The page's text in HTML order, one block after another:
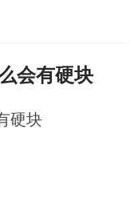
会有硬块
硬块